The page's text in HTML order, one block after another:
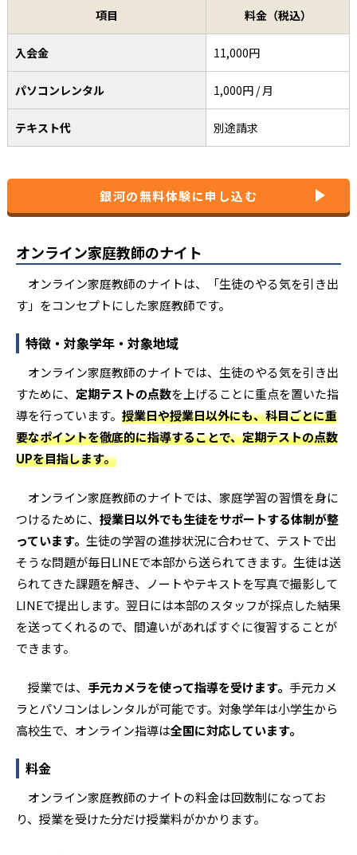
項目
料金（税込）
入会金 11,000円
パソコンレンタル 1,000円 / 月
テキスト代 別途請求
銀河の無料体験に申し込む
オンライン家庭教師のナイト
オンライン家庭教師のナイトは、「生徒のやる気を引き出
す」をコンセプトにした家庭教師です。
特徴・対象学年・対象地域
オンライン家庭教師のナイトでは、生徒のやる気を引き出
すために、 定期テストの点数を上げることに重点を置いた指
導を行っています。 授業日や授業日以外にも、科目ごとに重
要なポイントを徹底的に指導することで、定期テストの点数
UPを目指します。
オンライン家庭教師のナイトでは、家庭学習の習慣を身に
つけるために、 授業日以外でも生徒をサポートする体制が整
っています。 生徒の学習の進捗状況に合わせて、テストで出
そうな問題が毎日LINEで本部から送られてきます。生徒は送
られてきた課題を解き、ノートやテキストを写真で撮影して
LINEで提出します。翌日には本部のスタッフが採点した結果
を送ってくれるので、間違いがあればすぐに復習することが
できます。
授業では、 手元カメラを使って指導を受けます。 手元カメ
ラとパソコンはレンタルが可能です。対象学年は小学生から
高校生で、オンライン指導は全国に対応しています。
料金
オンライン家庭教師のナイトの料金は回数制になってお
り、授業を受けた分だけ授業料がかかります。